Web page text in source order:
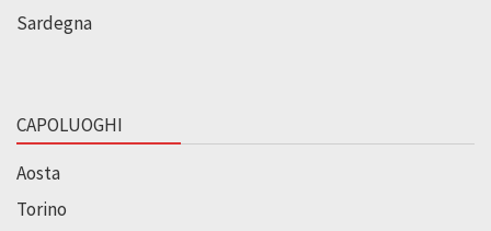
Sardegna
CAPOLUOGHI
Aosta
Torino